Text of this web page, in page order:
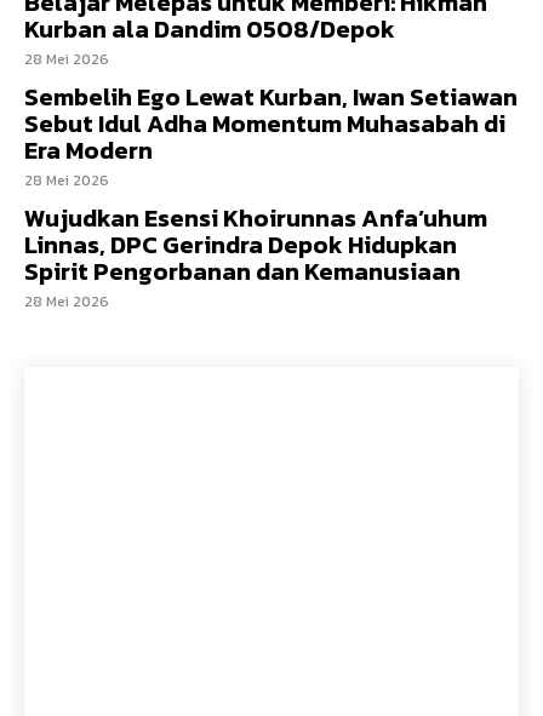
Kurban ala Dandim 0508/Depok
28 Mei 2026
Sembelih Ego Lewat Kurban, Iwan Setiawan
Sebut Idul Adha Momentum Muhasabah di
Era Modern
28 Mei 2026
Wujudkan Esensi Khoirunnas Anfa’uhum
Linnas, DPC Gerindra Depok Hidupkan
Spirit Pengorbanan dan Kemanusiaan
28 Mei 2026